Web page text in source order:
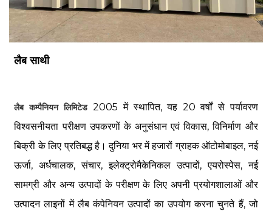
लैब साथी
लैब कम्पैनियन लिमिटेड 2005 में स्थापित, यह 20 वर्षों से पर्यावरण
विश्वसनीयता परीक्षण उपकरणों के अनुसंधान एवं विकास, विनिर्माण और
बिक्री के लिए प्रतिबद्ध है। दुनिया भर में हजारों ग्राहक ऑटोमोबाइल, नई
ऊर्जा, अर्धचालक, संचार, इलेक्ट्रोमैकेनिकल उत्पादों, एयरोस्पेस, नई
सामग्री और अन्य उत्पादों के परीक्षण के लिए अपनी प्रयोगशालाओं और
उत्पादन लाइनों में लैब कंपेनियन उत्पादों का उपयोग करना चुनते हैं, जो